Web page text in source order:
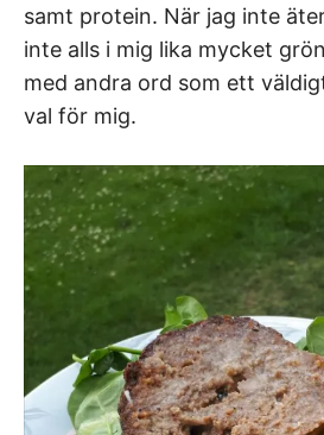
samt protein. När jag inte
inte alls i mig lika mycket
med andra ord som ett
val för mig.